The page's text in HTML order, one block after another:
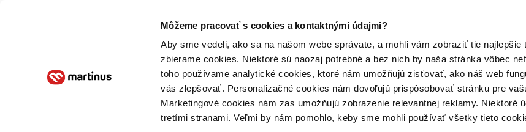
Môžeme pracovať s cookies a kontaktnými údajmi?
Aby sme vedeli, ako sa na našom webe správate, a mohli vám zobraziť tie najlepšie
zbierame cookies. Niektoré sú naozaj potrebné a bez nich by naša stránka vôbec
toho používame analytické cookies, ktoré nám umožňujú zisťovať, ako náš web
vás zlepšovať. Personalizačné cookies nám dovoľujú prispôsobovať stránku pre
Marketingové cookies nám zas umožňujú zobrazenie relevantnej reklamy. Niektoré
tretími stranami. Veľmi by nám pomohlo, keby sme mohli používať všetky tieto
Poukážky Kontakt